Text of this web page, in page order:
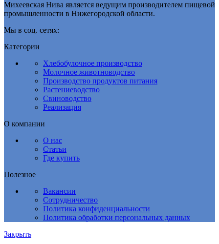
Михеевская Нива является ведущим производителем пищевой
промышленности в Нижегородской области.
Мы в соц. сетях:
Категории
Хлебобулочное производство
Молочное животноводство
Производство продуктов питания
Растениеводство
Свиноводство
Реализация
О компании
О нас
Статьи
Где купить
Полезное
Вакансии
Сотрудничество
Политика конфиденциальности
Политика обработки персональных данных
Закрыть